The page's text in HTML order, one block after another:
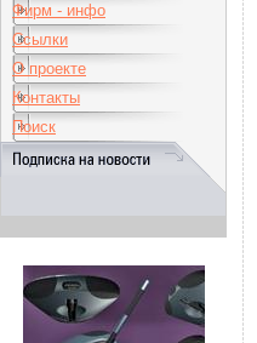
Фирм - инфо
Ссылки
О проекте
Контакты
Поиск